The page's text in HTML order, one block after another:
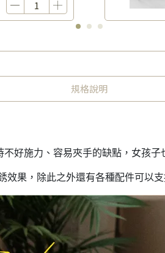
規格說明
好施力、容易夾手的缺點，女孩子
果，除此之外還有各種配件可以